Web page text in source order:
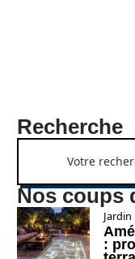
Recherche
Nos coups
Jardin
: